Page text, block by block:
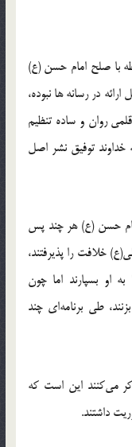
با صلح امام حسن (ع)
در رسانه ها نبوده،
روان و ساده تنظیم
خداوند توفیق نشر اصل
حسن (ع) هر چند پس
خلافت را پذیرفتند،
او بسپارند اما چون
طی برنامه‌ای چند
می‌کنند این است که
داشتند.